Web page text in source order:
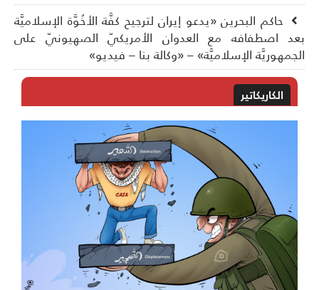
حاكم البحرين «يدعو إيران لترجيح كفَّة الأخُوَّة الإسلاميَّة
اصطفافه مع العدوان الأمريكيّ الصهيونيّ على
الإسلاميَّة» – «وكالة بنا – فيديو»
الكاريكاتير